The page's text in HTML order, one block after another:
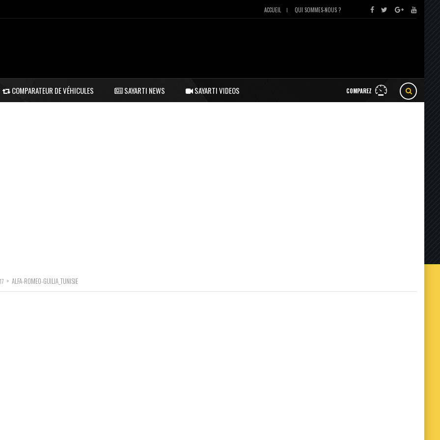
ACCUEIL QUI SOMMES-NOUS ?
COMPAREZ
COMPARATEUR DE VÉHICULES SAYARTI NEWS SAYARTI VIDEOS
> ALFA-ROMEO-GUILIA_TUNISIE